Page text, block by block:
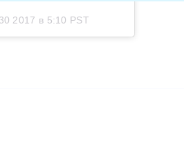
2017 в 5:10 PST